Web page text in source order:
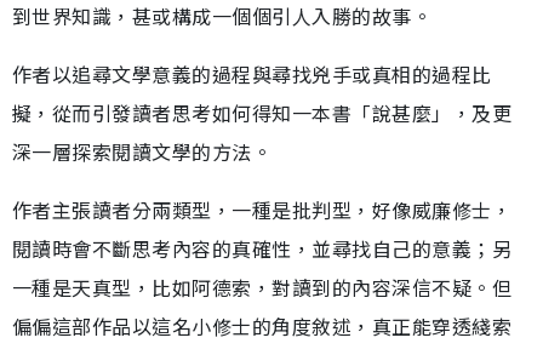
到世界知識，甚或構成一個個引人入勝的故事。
作者以追尋文學意義的過程與尋找兇手或真相的過程比
擬，從而引發讀者思考如何得知一本書「說甚麼」，及更
深一層探索閱讀文學的方法。
作者主張讀者分兩類型，一種是批判型，好像威廉修士，
閱讀時會不斷思考內容的真確性，並尋找自己的意義；另
一種是天真型，比如阿德索，對讀到的內容深信不疑。但
偏偏這部作品以這名小修士的角度敘述，真正能穿透綫索